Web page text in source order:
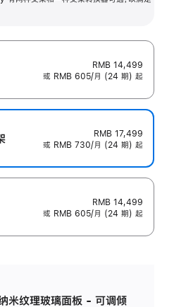
RMB 14,499
或 RMB 605/月 (24 期) 起
RMB 17,499
或 RMB 730/月 (24 期) 起
RMB 14,499
或 RMB 605/月 (24 期) 起
纹理玻璃面板 - 可调倾